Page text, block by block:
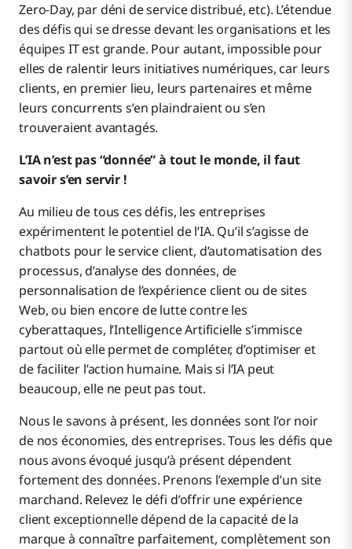
Zero-Day, par déni de service distribué, etc). L’étendue
des défis qui se dresse devant les organisations et les
équipes IT est grande. Pour autant, impossible pour
elles de ralentir leurs initiatives numériques, car leurs
clients, en premier lieu, leurs partenaires et même
leurs concurrents s’en plaindraient ou s’en
trouveraient avantagés.
L’IA n’est pas “donnée” à tout le monde, il faut
savoir s’en servir !
Au milieu de tous ces défis, les entreprises
expérimentent le potentiel de l’IA. Qu’il s’agisse de
chatbots pour le service client, d’automatisation des
processus, d’analyse des données, de
personnalisation de l’expérience client ou de sites
Web, ou bien encore de lutte contre les
cyberattaques, l’Intelligence Artificielle s’immisce
partout où elle permet de compléter, d’optimiser et
de faciliter l’action humaine. Mais si l’IA peut
beaucoup, elle ne peut pas tout.
Nous le savons à présent, les données sont l’or noir
de nos économies, des entreprises. Tous les défis que
nous avons évoqué jusqu’à présent dépendent
fortement des données. Prenons l’exemple d’un site
marchand. Relevez le défi d’offrir une expérience
client exceptionnelle dépend de la capacité de la
marque à connaître parfaitement, complètement son